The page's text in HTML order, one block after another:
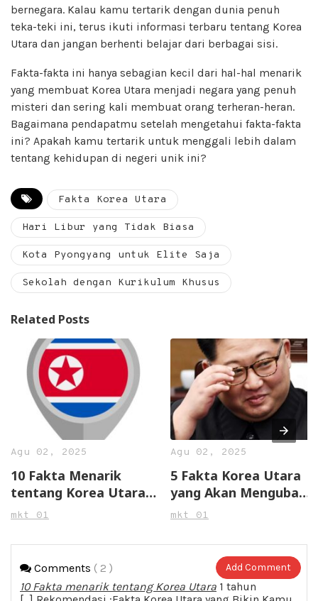
bernegara. Kalau kamu tertarik dengan dunia penuh
teka-teki ini, terus ikuti informasi terbaru tentang Korea
Utara dan jangan berhenti belajar dari berbagai sisi.
Fakta-fakta ini hanya sebagian kecil dari hal-hal menarik
yang membuat Korea Utara menjadi negara yang penuh
misteri dan sering kali membuat orang terheran-heran.
Bagaimana pendapatmu setelah mengetahui fakta-fakta
ini? Apakah kamu tertarik untuk menggali lebih dalam
tentang kehidupan di negeri unik ini?
Fakta Korea Utara
Hari Libur yang Tidak Biasa
Kota Pyongyang untuk Elite Saja
Sekolah dengan Kurikulum Khusus
Related Posts
Agu 02, 2025
10 Fakta Menarik
tentang Korea Utara
yang Jarang Diketahui
mkt 01
Agu 02, 2025
5 Fakta Korea Utara
yang Akan Mengubah
Perspektifmu
mkt 01
Comments ( 2 ) Add Comment
10 Fakta menarik tentang Korea Utara 1 tahun